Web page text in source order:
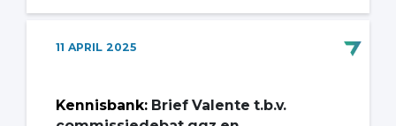
11 APRIL 2025
Kennisbank: Brief Valente t.b.v.